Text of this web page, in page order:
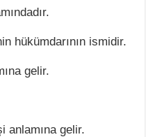
hükümdarının ismidir.
gelir.
anlamına gelir.